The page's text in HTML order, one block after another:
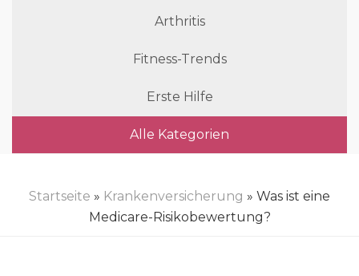
Arthritis
Fitness-Trends
Erste Hilfe
Alle Kategorien
Startseite » Krankenversicherung » Was ist eine
Medicare-Risikobewertung?